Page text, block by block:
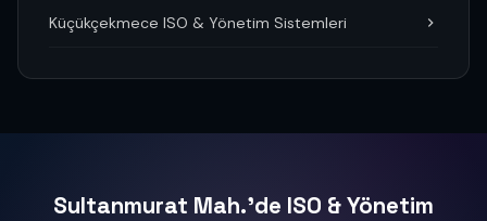
Küçükçekmece ISO & Yönetim Sistemleri
Sultanmurat Mah.'de ISO & Yönetim